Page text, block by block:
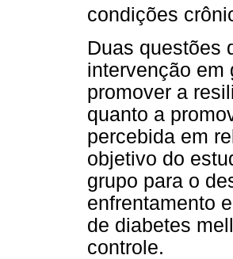
condições
Duas questões
intervenção em
promover a
quanto a
percebida em
objetivo do
grupo para o
enfrentamento
de diabetes
controle.